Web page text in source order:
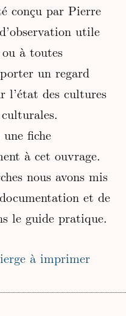
conçu par Pierre
utile
à toutes
un regard
l’état des cultures
fiche
à cet ouvrage.
nous avons mis
et de
le guide pratique.
à imprimer